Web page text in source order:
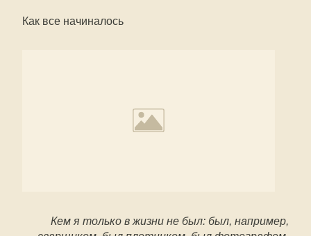
Как все начиналось
Кем я только в жизни не был: был, например,